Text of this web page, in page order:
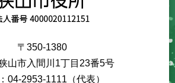
〒350-1380
山市入間川1丁目23番5号
04-2953-1111（代表）